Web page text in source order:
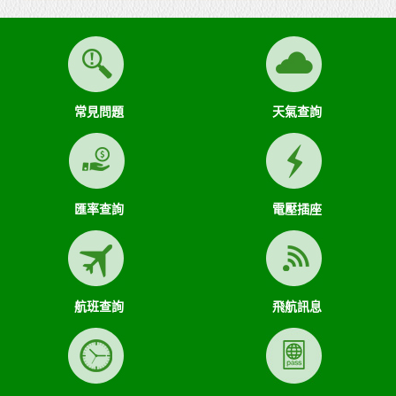
常見問題 天氣查詢
匯率查詢 電壓插座
航班查詢 飛航訊息